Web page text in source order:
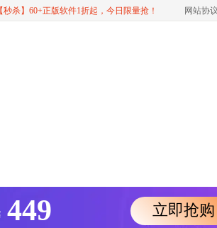
【秒杀】60+正版软件1折起，今日限量抢！ 网站协议
449 立即抢购